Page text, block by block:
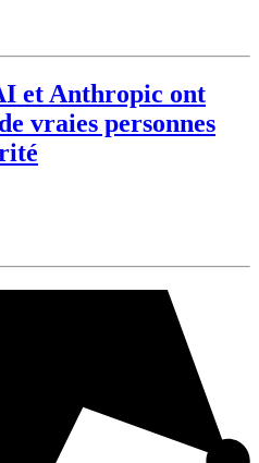
et Anthropic ont
vraies personnes